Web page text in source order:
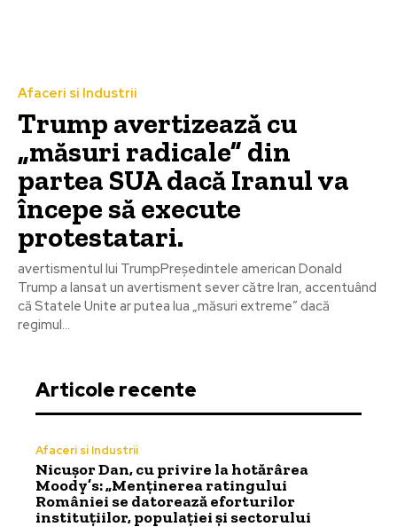
Afaceri si Industrii
Trump avertizează cu
„măsuri radicale” din
partea SUA dacă Iranul va
începe să execute
protestatari.
avertismentul lui TrumpPreședintele american Donald
Trump a lansat un avertisment sever către Iran, accentuând
că Statele Unite ar putea lua „măsuri extreme” dacă
regimul...
Articole recente
Afaceri si Industrii
Nicușor Dan, cu privire la hotărârea
Moody’s: „Menținerea ratingului
României se datorează eforturilor
instituțiilor, populației și sectorului